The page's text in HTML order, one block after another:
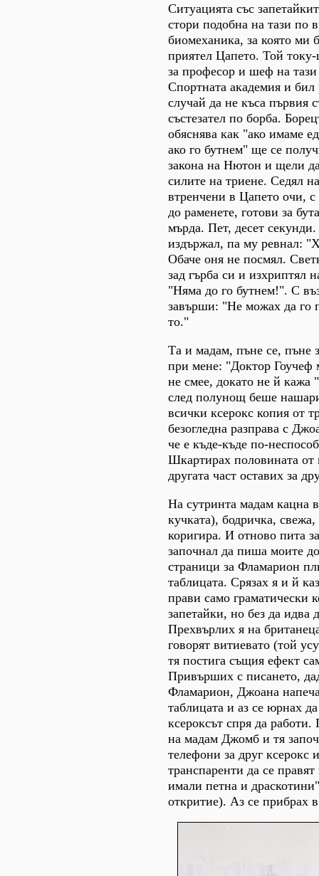
Ситуацията със
стори подобна на тази по
биомеханика, за която ми
приятел Цапето. Той
за професор и шеф на тази
Спортната академия и
случай да не къса първия
състезател по борба.
обяснява как "ако имаме
ако го бутнем" ще се
закона на Нютон и щели да
силите на триене. Седял
втренчени в Цапето очи, с
до раменете, готови за
мърда. Пет, десет
издържал, па му ревнал:
Обаче оня не посмял.
зад гърба си и изхриптял
"Няма до го бутнем!". С
завърши: "Не можах да го
то."
Та и мадам, пъне се, пъне
при мене: "Доктор Гоучеф
не смее, докато не й кажа
след полунощ беше
всички ксерокс копия от
безогледна разправа с
че е къде-къде по-
Шкартирах половината от
другата част оставих за
На сутринта мадам кацна
кучката), бодричка,
коригира. И отново пита
започнал да пиша моите
страници за Фламарион
таблицата. Срязах я и й
прави само граматически
запетайки, но без да идва
Прехвърлих я на
говорят витиевато (той
тя постига същия ефект
Привърших с писането,
Фламарион, Джоана
таблицата и аз се юрнах
ксероксът спря да
на мадам Джомб и тя
телефони за друг ксерокс
транспаренти да се
имали петна и
откритие). Аз се прибрах